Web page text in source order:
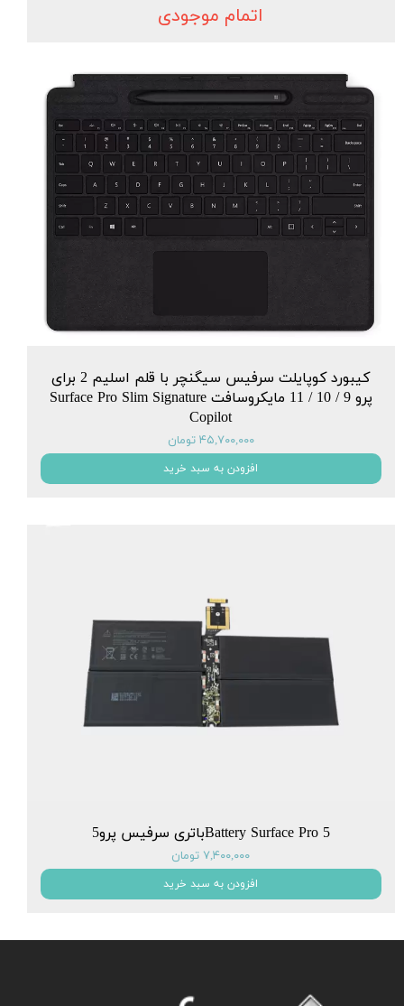
اتمام موجودی
کیبورد کوپایلت سرفیس سیگنچر با قلم اسلیم 2 برای
پرو 9 / 10 / 11 مایکروسافت Surface Pro Slim Signature
Copilot
۴۵,۷۰۰,۰۰۰ تومان
افزودن به سبد خرید
Battery Surface Pro 5باتری سرفیس پرو5
۷,۴۰۰,۰۰۰ تومان
افزودن به سبد خرید